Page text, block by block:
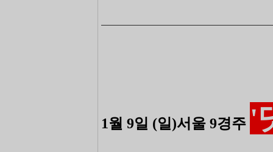
1월 9일 (일)서울 9경주 '